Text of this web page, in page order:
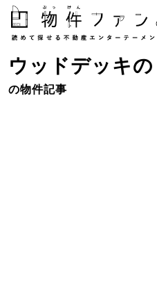
ウッドデッキの
の物件記事